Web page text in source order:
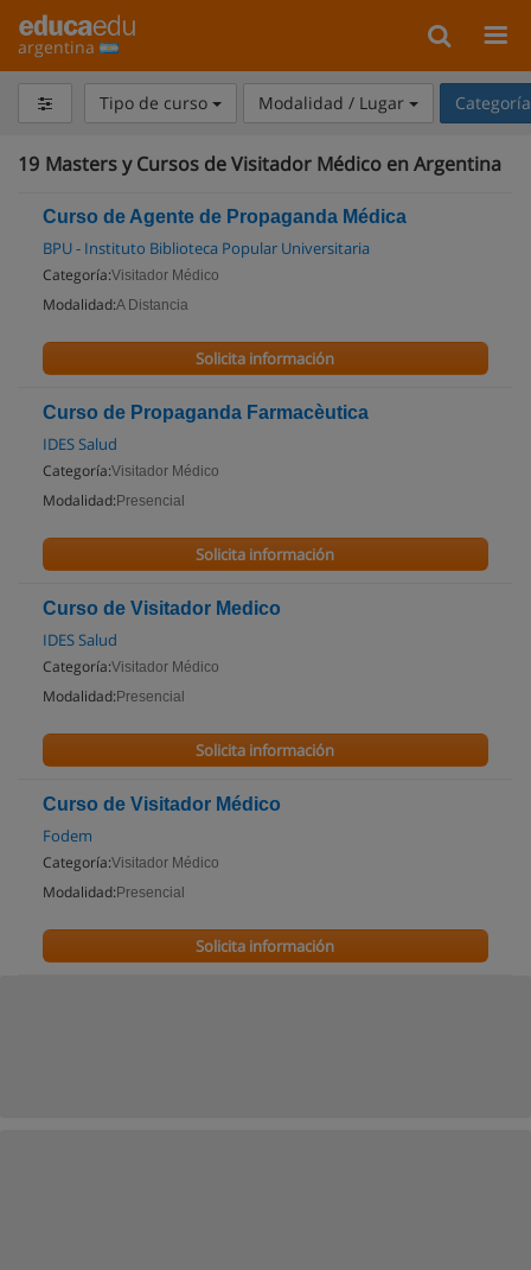
argentina
Tipo de curso Modalidad / Lugar
19 Masters y Cursos de Visitador Médico en Argentina
Curso de Agente de Propaganda Médica
BPU - Instituto Biblioteca Popular Universitaria
Categoría:Visitador Médico
Modalidad:A Distancia
Solicita información
Curso de Propaganda Farmacèutica
IDES Salud
Categoría:Visitador Médico
Modalidad: Presencial
Solicita información
Curso de Visitador Medico
IDES Salud
Categoría:Visitador Médico
Modalidad: Presencial
Solicita información
Curso de Visitador Médico
Fodem
Categoría:Visitador Médico
Modalidad: Presencial
Solicita información